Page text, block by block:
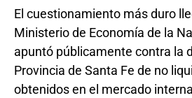
El cuestionamiento más duro
Ministerio de Economía de la
apuntó públicamente contra la
Provincia de Santa Fe de no
obtenidos en el mercado